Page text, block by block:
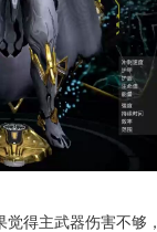
得主武器伤害不够